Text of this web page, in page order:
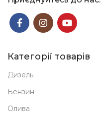
Категорії товарів
Дизель
Бензин
Олива